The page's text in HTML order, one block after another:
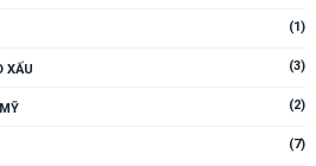
(1)
XẤU (3)
(2)
(7)